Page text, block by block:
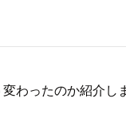
わったのか紹介し